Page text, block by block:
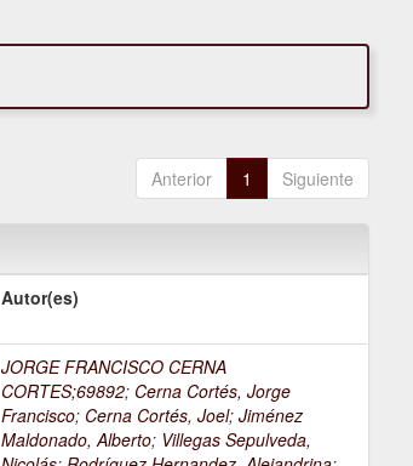
Anterior 1 Siguiente
Autor(es)
JORGE FRANCISCO CERNA
CORTES;69892; Cerna Cortés, Jorge
Francisco; Cerna Cortés, Joel;Jiménez
Maldonado, Alberto; Villegas Sepulveda,